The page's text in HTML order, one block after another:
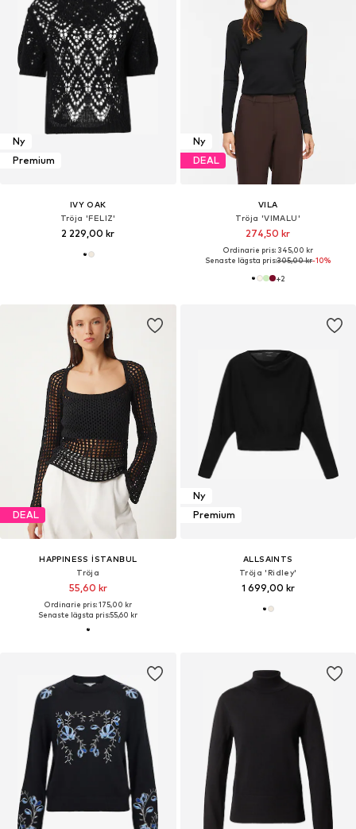
Ny
Premium
IVY OAK
Tröja 'FELIZ'
2 229,00 kr
Ny
DEAL
VILA
Tröja 'VIMALU'
274,50 kr
Ordinarie pris: 345,00 kr
Senaste lägsta pris:305,00 kr-10%
+2
DEAL
HAPPINESS İSTANBUL
Tröja
55,60 kr
Ordinarie pris: 175,00 kr
Senaste lägsta pris:55,60 kr
Ny
Premium
ALLSAINTS
Tröja 'Ridley'
1 699,00 kr